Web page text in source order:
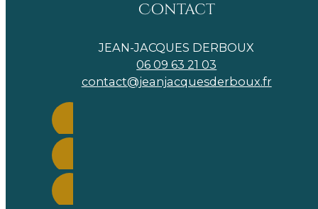
Contact
JEAN-JACQUES DERBOUX
06 09 63 21 03
contact@jeanjacquesderboux.fr